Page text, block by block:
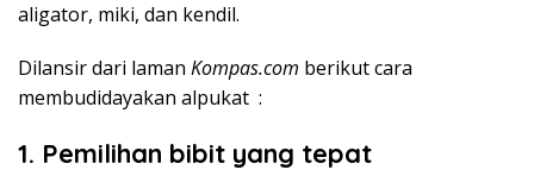
aligator, miki, dan kendil.
Dilansir dari laman Kompas.com berikut cara
membudidayakan alpukat :
1. Pemilihan bibit yang tepat